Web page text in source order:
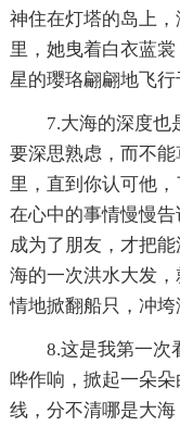
神住在灯塔的岛上
里，她曳着白衣蓝
星的璎珞翩翩地飞
7.大海的深度也
要深思熟虑，而不
里，直到你认可他
在心中的事情慢慢
成为了朋友，才把
海的一次洪水大发
情地掀翻船只，冲垮
8.这是我第一次
哗作响，掀起一朵
线，分不清哪是大